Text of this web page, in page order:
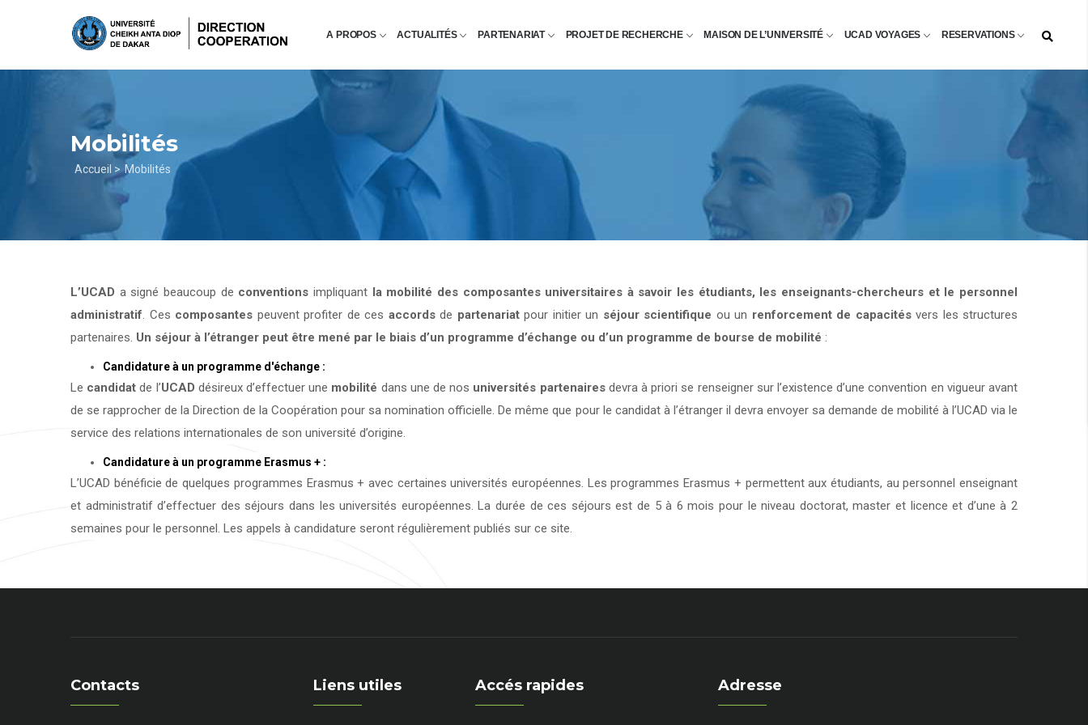
principal
A PROPOS ACTUALITÉS PARTENARIAT PROJET DE RECHERCHE MAISON DE L’UNIVERSITÉ UCAD VOYAGES RESERVATIONS
Mobilités
Fil
d'Ariane
Accueil > Mobilités
L’UCAD a signé beaucoup de conventions impliquant la mobilité des composantes universitaires à savoir les étudiants, les enseignants-chercheurs et le personnel
administratif. Ces composantes peuvent profiter de ces accordsde partenariatpour initier un séjour scientifique ou un renforcement de capacitésvers les structures
partenaires. Un séjour à l’étranger peut être mené par le biais d’un programme d’échange ou d’un programme de bourse de mobilité :
Candidature à un programme d'échange :
Le candidat de l’UCAD désireux d’effectuer une mobilité dans une de nos universités partenairesdevra à priori se renseigner sur l’existence d’une convention en vigueur avant
de se rapprocher de la Direction de la Coopération pour sa nomination officielle. De même que pour le candidat à l’étranger il devra envoyer sa demande de mobilité à l’UCAD via le
service des relations internationales de son université d’origine.
Candidature à un programme Erasmus + :
L’UCAD bénéficie de quelques programmes Erasmus + avec certaines universités européennes. Les programmes Erasmus + permettent aux étudiants, au personnel enseignant
et administratif d’effectuer des séjours dans les universités européennes. La durée de ces séjours est de 5 à 6 mois pour le niveau doctorat, master et licence et d’une à 2
semaines pour le personnel. Les appels à candidature seront régulièrement publiés sur ce site.
Contacts Liens utiles Accés rapides Adresse